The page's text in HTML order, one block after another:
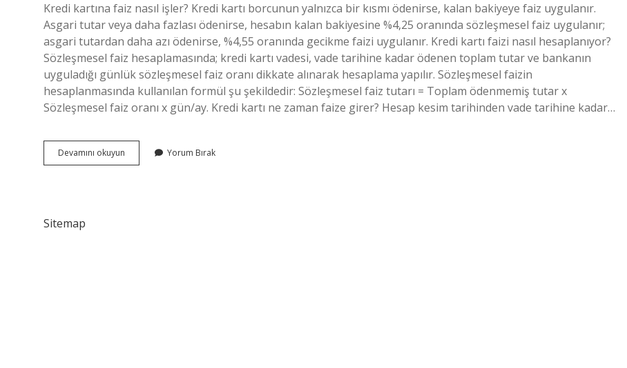
Kredi kartına faiz nasıl işler? Kredi kartı borcunun yalnızca bir kısmı ödenirse, kalan bakiyeye faiz uygulanır.
Asgari tutar veya daha fazlası ödenirse, hesabın kalan bakiyesine %4,25 oranında sözleşmesel faiz uygulanır;
asgari tutardan daha azı ödenirse, %4,55 oranında gecikme faizi uygulanır. Kredi kartı faizi nasıl hesaplanıyor?
Sözleşmesel faiz hesaplamasında; kredi kartı vadesi, vade tarihine kadar ödenen toplam tutar ve bankanın
uyguladığı günlük sözleşmesel faiz oranı dikkate alınarak hesaplama yapılır. Sözleşmesel faizin
hesaplanmasında kullanılan formül şu şekildedir: Sözleşmesel faiz tutarı = Toplam ödenmemiş tutar x
Sözleşmesel faiz oranı x gün/ay. Kredi kartı ne zaman faize girer? Hesap kesim tarihinden vade tarihine kadar…
Devamını okuyun
Kartı
Yorum Bırak
Sitemap